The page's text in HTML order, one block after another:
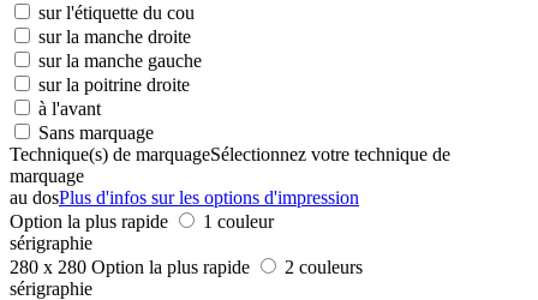
sur l'étiquette du cou
sur la manche droite
sur la manche gauche
sur la poitrine droite
à l'avant
Sans marquage
Technique(s) de marquageSélectionnez votre technique de
marquage
au dosPlus d'infos sur les options d'impression
Option la plus rapide
1 couleur
sérigraphie
280 x 280 Option la plus rapide
2 couleurs
sérigraphie